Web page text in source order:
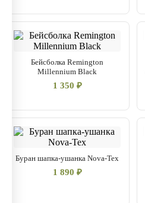
Бейсболка Remington
Millennium Black
1 350 ₽
Буран шапка-ушанка Nova-Tex
1 890 ₽